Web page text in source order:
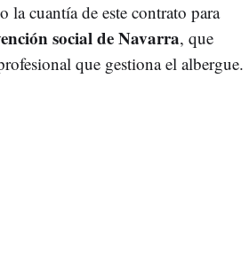
la cuantía de este contrato para
social de Navarra, que
que gestiona el albergue.